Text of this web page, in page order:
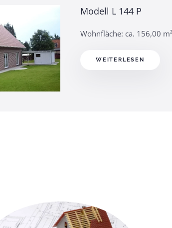
Modell L 144 P
Wohnfläche: ca. 156,00 m²
WEITERLESEN